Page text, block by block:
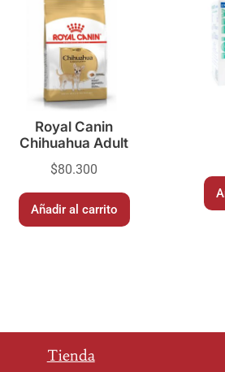
Royal Canin
Chihuahua Adult
$80.300
Añadir al carrito
Tienda